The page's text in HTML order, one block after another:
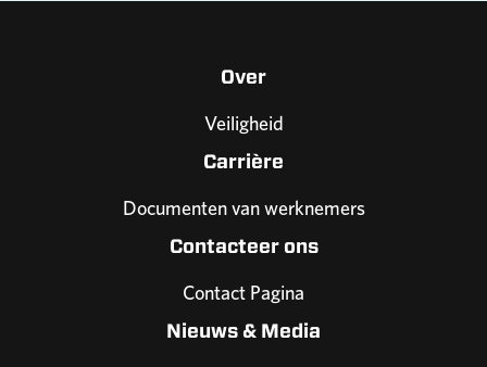
Over
Veiligheid
Carrière
Documenten van werknemers
Contacteer ons
Contact Pagina
Nieuws & Media